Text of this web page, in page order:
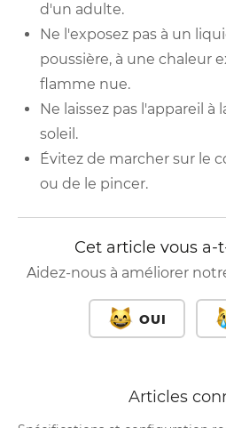
d'un adulte.
Ne l'exposez pas à un
poussière, à une chaleur
flamme nue.
Ne laissez pas l'appareil
soleil.
Évitez de marcher sur le
ou de le pincer.
Cet article vous a-
Aidez-nous à améliorer
OUI
Articles